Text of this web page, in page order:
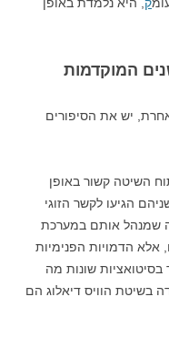
המוקדמות
יש את הסיפורים
השיטה קשור באופן
הגיעו לקשר הזוגי
שמנהל אותם במערכת
הדמויות הפנימיות
שונות מה
בשיטת הוויס דיאלוג הם